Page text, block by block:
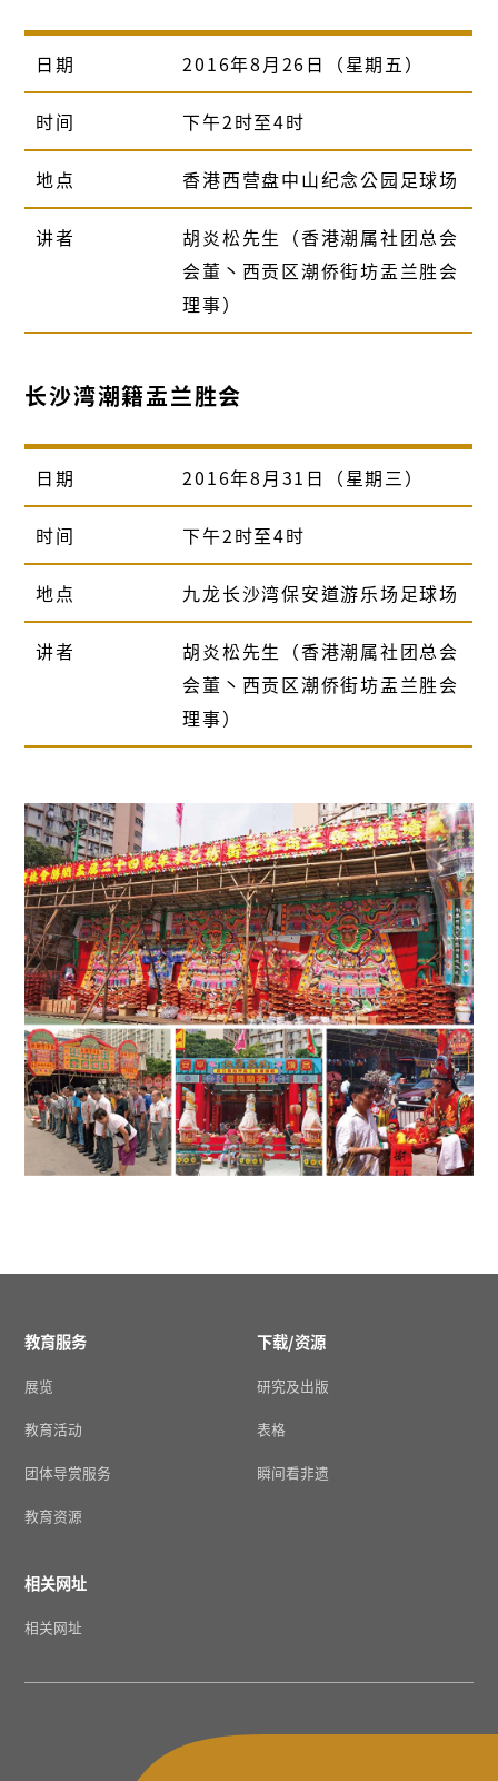
日期 2016年8月26日（星期五）
时间 下午2时至4时
地点 香港西营盘中山纪念公园足球场
讲者
胡炎松先生（香港潮属社团总会
会董丶西贡区潮侨街坊盂兰胜会
理事）
长沙湾潮籍盂兰胜会
日期 2016年8月31日（星期三）
时间 下午2时至4时
地点 九龙长沙湾保安道游乐场足球场
讲者
胡炎松先生（香港潮属社团总会
会董丶西贡区潮侨街坊盂兰胜会
理事）
教育服务
展览
教育活动
团体导赏服务
教育资源
下载/资源
研究及出版
表格
瞬间看非遗
相关网址
相关网址